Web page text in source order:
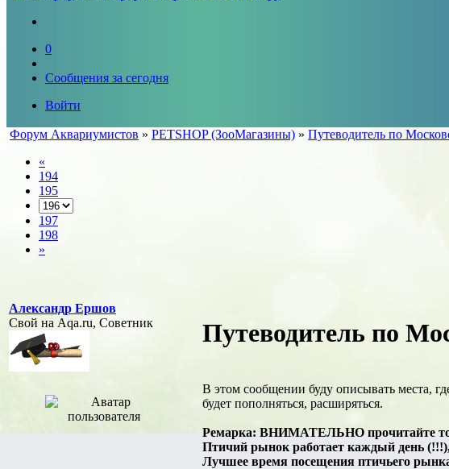
0
Сообщения за сегодня
Войти
Форум Аквариумистов » PETSHOP (ЗооМагазины) » Путеводитель по
«
194
195
197
198
»
Александр Ершов
Свой на Aqa.ru, Советник
Путеводитель по
В этом сообщении буду описывать места,
будет пополняться, расширяться.
Ремарка: ВНИМАТЕЛЬНО прочитайте то
Птичий рынок работает каждый день
Лучшее время посещения птичьего рынка